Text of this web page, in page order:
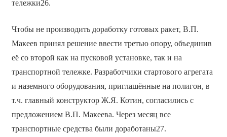
тележки26.
Чтобы не производить доработку готовых ракет, В.П.
Макеев принял решение ввести третью опору, объединив
её со второй как на пусковой установке, так и на
транспортной тележке. Разработчики стартового агрегата
и наземного оборудования, приглашённые на полигон, в
т.ч. главный конструктор Ж.Я. Котин, согласились с
предложением В.П. Макеева. Через месяц все
транспортные средства были доработаны27.